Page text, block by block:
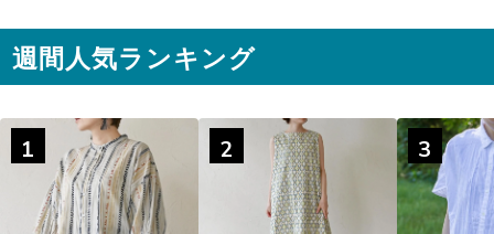
週間人気ランキング
1 2 3